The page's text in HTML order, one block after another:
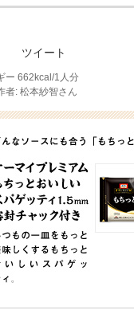
ツイート
ー 662kcal/1人分
者: 松本紗智さん